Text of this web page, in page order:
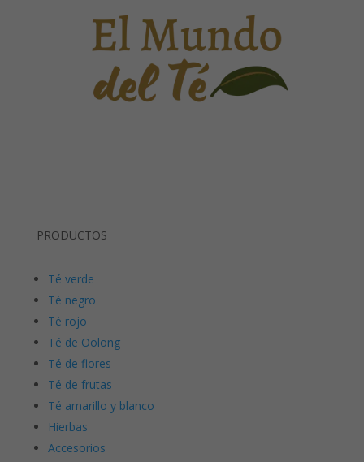
PRODUCTOS
Té verde
Té negro
Té rojo
Té de Oolong
Té de flores
Té de frutas
Té amarillo y blanco
Hierbas
Accesorios